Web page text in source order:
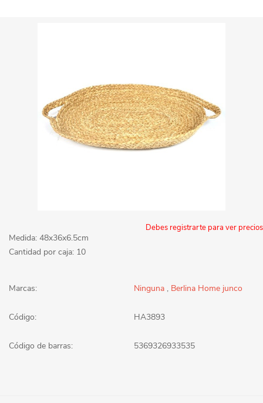
Debes registrarte para ver precios
Medida: 48x36x6.5cm
Cantidad por caja: 10
Marcas: Ninguna , Berlina Home junco
Código: HA3893
Código de barras: 5369326933535